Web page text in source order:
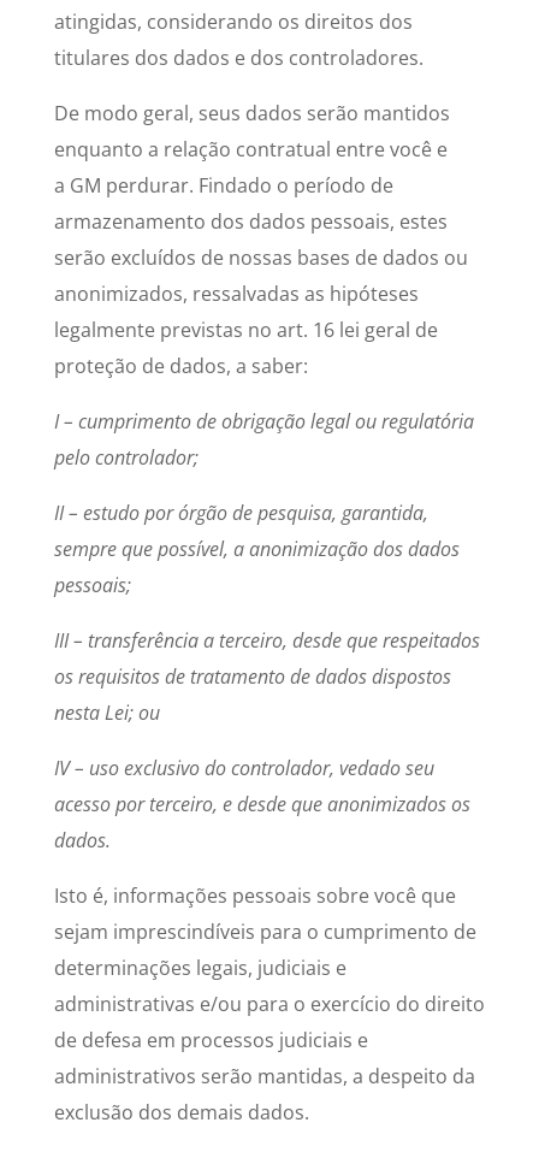
atingidas, considerando os direitos dos
titulares dos dados e dos controladores.
De modo geral, seus dados serão mantidos
enquanto a relação contratual entre você e
a GM perdurar. Findado o período de
armazenamento dos dados pessoais, estes
serão excluídos de nossas bases de dados ou
anonimizados, ressalvadas as hipóteses
legalmente previstas no art. 16 lei geral de
proteção de dados, a saber:
I – cumprimento de obrigação legal ou regulatória
pelo controlador;
II – estudo por órgão de pesquisa, garantida,
sempre que possível, a anonimização dos dados
pessoais;
III – transferência a terceiro, desde que respeitados
os requisitos de tratamento de dados dispostos
nesta Lei; ou
IV – uso exclusivo do controlador, vedado seu
acesso por terceiro, e desde que anonimizados os
dados.
Isto é, informações pessoais sobre você que
sejam imprescindíveis para o cumprimento de
determinações legais, judiciais e
administrativas e/ou para o exercício do direito
de defesa em processos judiciais e
administrativos serão mantidas, a despeito da
exclusão dos demais dados.